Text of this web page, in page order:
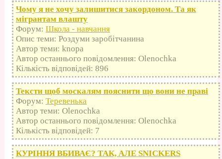
Чому я не хочу залишитися закордоном. Та як
мігрантам влашту
Форум: Школа - навчання
Опис теми: Роздуми заробітчанина
Автор теми: knopa
Автор останнього повідомлення: Olenochka
Кількість відповідей: 896
Тексти щоб москалям пояснити що вони не праві
Форум: Теревенька
Автор теми: Olenochka
Автор останнього повідомлення: Olenochka
Кількість відповідей: 7
КУРІННЯ ВБИВАЄ? ТАК, АЛЕ SNICKERS